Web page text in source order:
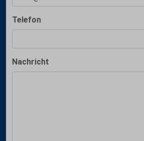
Telefon
Nachricht